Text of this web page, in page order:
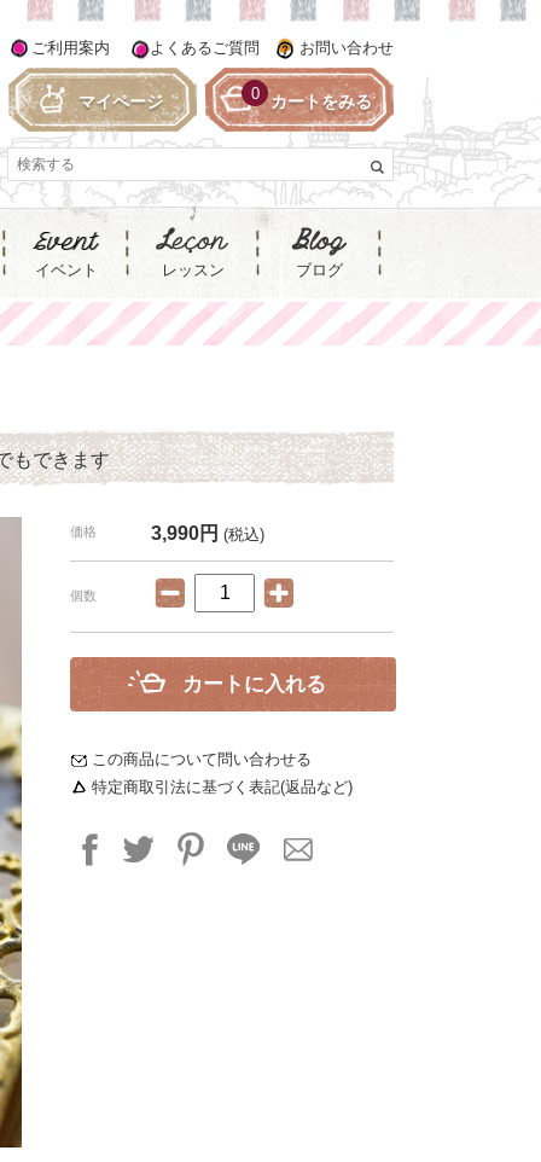
イベント レッスン ブログ
ご利用案内 よくあるご質問 お問い合わせ
マイページ カートをみる
0
もできます
価格 3,990円 (税込)
個数
カートに入れる
この商品について問い合わせる
特定商取引法に基づく表記(返品など)